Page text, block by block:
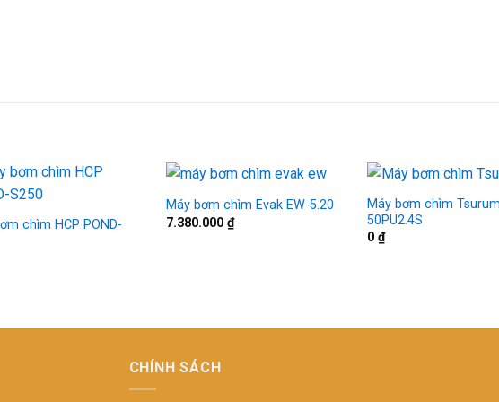
chìm HCP POND-
Máy bơm chìm Evak EW-5.20
7.380.000₫
Máy bơm chìm
50PU2.4S
0₫
CHÍNH SÁCH